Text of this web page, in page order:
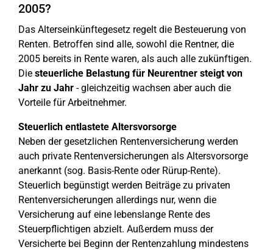
2005?
Das Alterseinkünftegesetz regelt die Besteuerung von
Renten. Betroffen sind alle, sowohl die Rentner, die
2005 bereits in Rente waren, als auch alle zukünftigen.
Die steuerliche Belastung für Neurentner steigt von
Jahr zu Jahr - gleichzeitig wachsen aber auch die
Vorteile für Arbeitnehmer.
Steuerlich entlastete Altersvorsorge
Neben der gesetzlichen Rentenversicherung werden
auch private Rentenversicherungen als Altersvorsorge
anerkannt (sog. Basis-Rente oder Rürup-Rente).
Steuerlich begünstigt werden Beiträge zu privaten
Rentenversicherungen allerdings nur, wenn die
Versicherung auf eine lebenslange Rente des
Steuerpflichtigen abzielt. Außerdem muss der
Versicherte bei Beginn der Rentenzahlung mindestens